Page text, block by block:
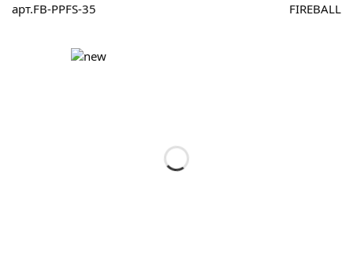
арт.FB-PPFS-35 FIREBALL